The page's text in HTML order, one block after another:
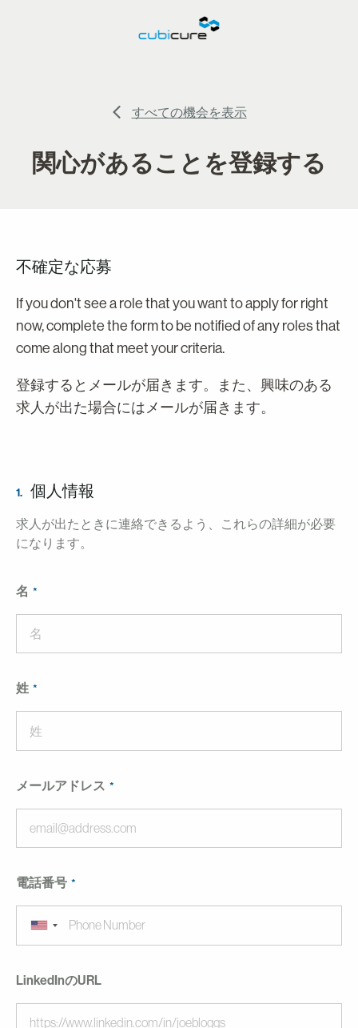
すべての機会を表示
関心があることを登録する
不確定な応募
If you don't see a role that you want to apply for right
now, complete the form to be notified of any roles that
come along that meet your criteria.
登録するとメールが届きます。また、興味のある
求人が出た場合にはメールが届きます。
1. 個人情報
求人が出たときに連絡できるよう、これらの詳細が必要
になります。
名
姓
メールアドレス
電話番号
LinkedInのURL